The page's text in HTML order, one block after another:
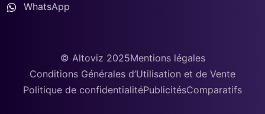
WhatsApp
© Altoviz 2025Mentions légales
Conditions Générales d’Utilisation et de Vente
Politique de confidentialitéPublicitésComparatifs